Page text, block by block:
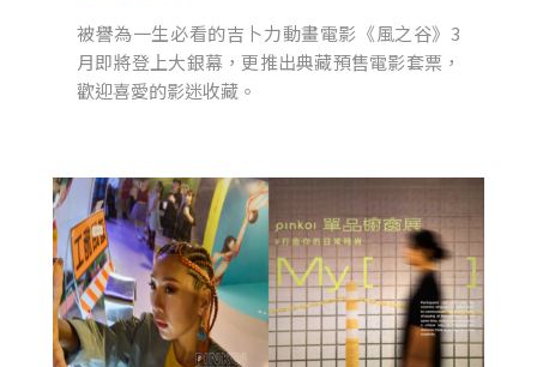
被譽為一生必看的吉卜力動畫電影《風之谷》3
月即將登上大銀幕，更推出典藏預售電影套票，
歡迎喜愛的影迷收藏。